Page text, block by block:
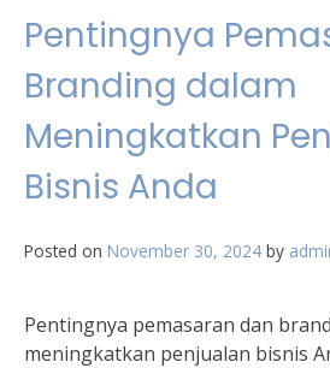
Pentingnya
Branding dalam
Meningkatkan
Bisnis Anda
Posted on November 30, 2024 by
Pentingnya pemasaran dan
meningkatkan penjualan bisnis